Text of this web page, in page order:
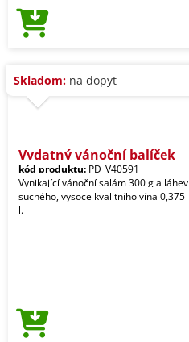
Skladom: na dopyt
Vydatný vánoční balíček
kód produktu: PD_V40591
Vynikající vánoční salám 300 g a láhev
suchého, vysoce kvalitního vína 0,375
l.